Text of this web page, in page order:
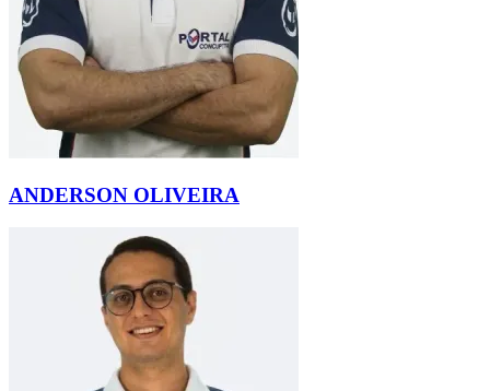
ANDERSON OLIVEIRA